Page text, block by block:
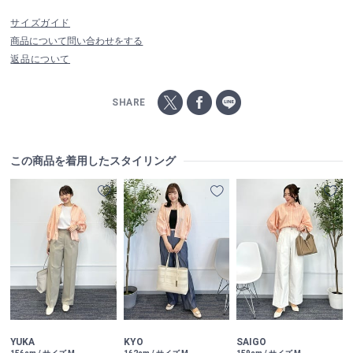
サイズガイド
商品について問い合わせをする
返品について
SHARE
この商品を着用したスタイリング
YUKA KYO SAIGO